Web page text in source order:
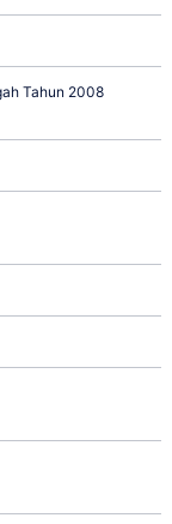
Tahun 2008